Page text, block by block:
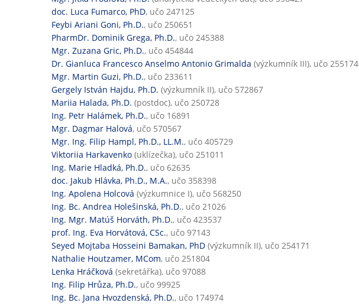
doc. Luca Fumarco, PhD, učo 247125
Feybi Ariani Goni, Ph.D., učo 250651
PharmDr. Dominik Grega, Ph.D., učo 245388
Mgr. Zuzana Gric, Ph.D., učo 454844
Dr. Gianluca Francesco Anselmo Antonio Grimalda (výzkumník III), učo 255174
Mgr. Martin Guzi, Ph.D., učo 233611
Gergely István Hajdu, Ph.D. (výzkumník II), učo 572867
Mariia Halada, Ph.D. (postdoc), učo 250728
Ing. Petr Halámek, Ph.D., učo 16891
Mgr. Dagmar Halová, učo 570567
Mgr. Ing. Filip Hampl, Ph.D., LL.M., učo 405729
Viktoriia Harkavenko (uklízečka), učo 251011
Ing. Marie Hladká, Ph.D., učo 62635
doc. Jakub Hlávka, Ph.D., M.A., učo 358398
Ing. Apolena Holcová (výzkumnice I), učo 568250
Ing. Bc. Andrea Holešinská, Ph.D., učo 21026
Ing. Mgr. Matúš Horváth, Ph.D., učo 423537
prof. Ing. Eva Horvátová, CSc., učo 97143
Seyed Mojtaba Hosseini Bamakan, PhD (výzkumník II), učo 254171
Nathalie Houtzamer, MCom, učo 251804
Lenka Hráčková (sekretářka), učo 97088
Ing. Filip Hrůza, Ph.D., učo 99925
Ing. Bc. Jana Hvozdenská, Ph.D., učo 174974